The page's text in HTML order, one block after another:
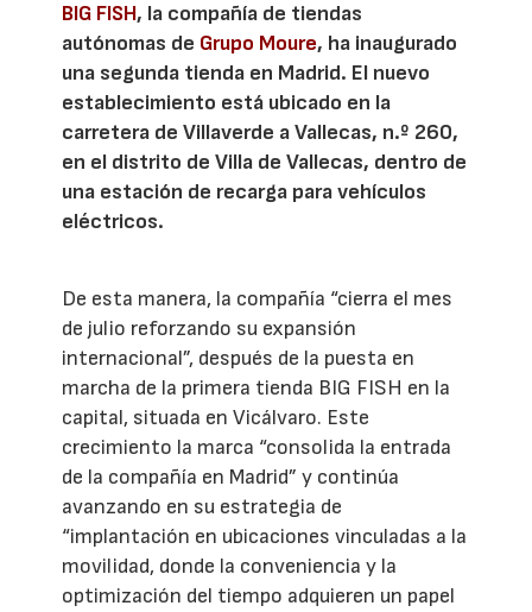
BIG FISH, la compañía de tiendas
autónomas de Grupo Moure, ha inaugurado
una segunda tienda en Madrid. El nuevo
establecimiento está ubicado en la
carretera de Villaverde a Vallecas, n.º 260,
en el distrito de Villa de Vallecas, dentro de
una estación de recarga para vehículos
eléctricos.
De esta manera, la compañía “cierra el mes
de julio reforzando su expansión
internacional”, después de la puesta en
marcha de la primera tienda BIG FISH en la
capital, situada en Vicálvaro. Este
crecimiento la marca “consolida la entrada
de la compañía en Madrid” y continúa
avanzando en su estrategia de
“implantación en ubicaciones vinculadas a la
movilidad, donde la conveniencia y la
optimización del tiempo adquieren un papel